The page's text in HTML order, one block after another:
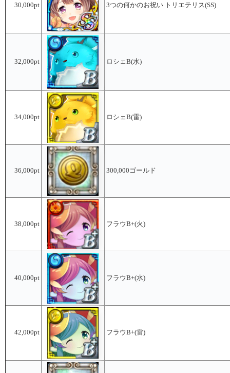
30,000pt 3つの何かのお祝い トリエテリス(SS)
32,000pt ロシェB(水)
34,000pt ロシェB(雷)
36,000pt 300,000ゴールド
38,000pt フラウB+(火)
40,000pt フラウB+(水)
42,000pt フラウB+(雷)